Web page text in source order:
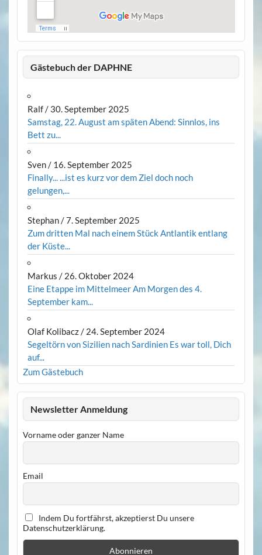
Gästebuch der DAPHNE
Ralf/ 30. September 2025
Samstag, 22. August am späten Abend: Sinnlos, ins
Bett zu...
Sven/ 16. September 2025
Finally... ...ist es kurz vor dem Ziel doch noch
gelungen,...
Stephan/7. September 2025
Zum dritten Mal nach einem Stück Antlantik entlang
der Küste...
Markus / 26. Oktober 2024
Eine Etappe im Mittelmeer Am Morgen des 4.
September kam...
Olaf Kolibacz/ 24. September 2024
Segeltörn von Sizilien nach Sardinien Es war toll, Dich
auf...
Zum Gästebuch
Newsletter Anmeldung
Vorname oder ganzer Name
Email
Indem Du fortfährst, akzeptierst Du unsere
Datenschutzerklärung.